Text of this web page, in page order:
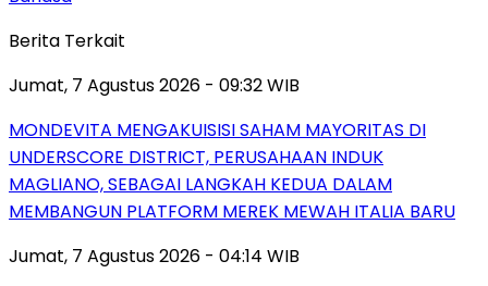
Berita Terkait
Jumat, 7 Agustus 2026 - 09:32 WIB
MONDEVITA MENGAKUISISI SAHAM MAYORITAS DI
UNDERSCORE DISTRICT, PERUSAHAAN INDUK
MAGLIANO, SEBAGAI LANGKAH KEDUA DALAM
MEMBANGUN PLATFORM MEREK MEWAH ITALIA BARU
Jumat, 7 Agustus 2026 - 04:14 WIB